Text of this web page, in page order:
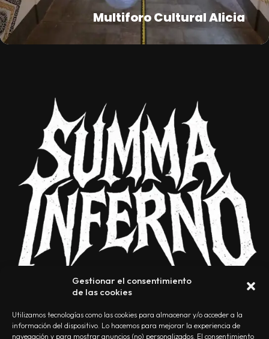
Gestionar el consentimiento
de las cookies
Utilizamos tecnologías como las cookies para almacenar y/o acceder a la
información del dispositivo. Lo hacemos para mejorar la experiencia de
navegación y para mostrar anuncios (no) personalizados. El consentimiento
Multiforo Cultural Alicia